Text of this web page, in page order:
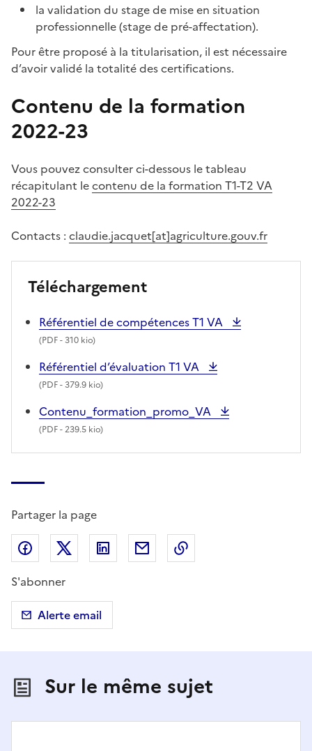
la validation du stage de mise en situation
professionnelle (stage de pré-affectation).
Pour être proposé à la titularisation, il est nécessaire
d’avoir validé la totalité des certifications.
Contenu de la formation
2022-23
Vous pouvez consulter ci-dessous le tableau
récapitulant lecontenu de la formation T1-T2 VA
2022-23
Contacts : claudie.jacquet[at]agriculture.gouv.fr
Téléchargement
Référentiel de compétences T1 VA
(PDF- 310 kio)
Référentiel d’évaluation T1 VA
(PDF- 379.9 kio)
Contenu_formation_promo_VA
(PDF- 239.5 kio)
Partager la page
Partager sur Facebook
Partager sur X (anciennement Twitter)
Partager sur LinkedIn
Partager par email
S'abonner
Alerte email
Sur le même sujet